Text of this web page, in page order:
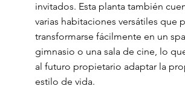
invitados. Esta planta también
varias habitaciones versátiles que
transformarse fácilmente en un
gimnasio o una sala de cine, lo
al futuro propietario adaptar la
estilo de vida.